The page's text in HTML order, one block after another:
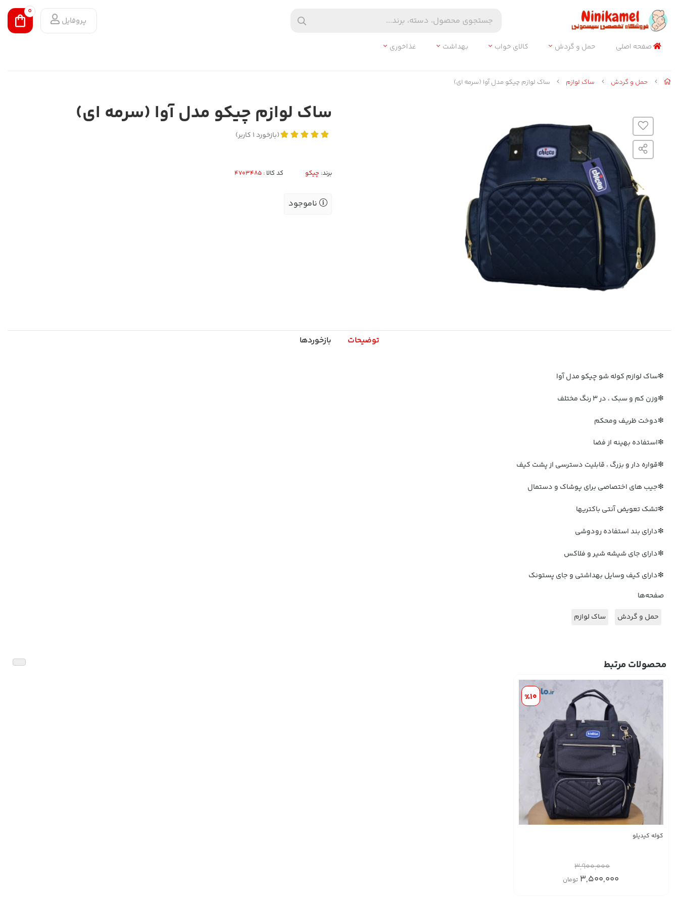
پروفایل
0
صفحه اصلی حمل و گردش کالای خواب بهداشت غذاخوری
حمل و گردش ساک لوازم ساک لوازم چیکو مدل آوا (سرمه ای)
ساک لوازم چیکو مدل آوا (سرمه ای)
(بازخورد کاربر)
برند: چیکو کد کالا :
ناموجود
توضیحات بازخوردها
❇ساک لوازم کوله شو چیکو مدل آوا
❇وزن کم و سبک ، در 3 رنگ مختلف
❇دوخت ظریف ومحکم
❇استفاده بهینه از فضا
❇قواره دار و بزرگ ، قابلیت دسترسی از پشت کیف
❇جیب های اختصاصی برای پوشاک و دستمال
❇تشک تعویض آنتی باکتریها
❇دارای بند استفاده رودوشی
❇دارای جای شیشه شیر و فلاکس
❇دارای کیف وسایل بهداشتی و جای پستونک
صفحه‌ها
حمل و گردش
ساک لوازم
محصولات مرتبط
%10
کوله کیدیلو
3,900,000
3,500,000 تومان